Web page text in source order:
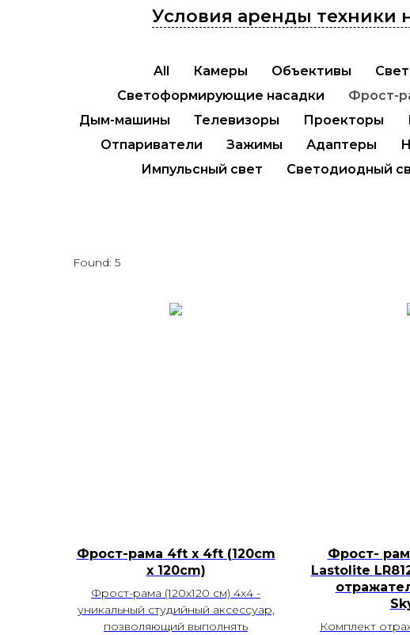
Условия аренды техники
All Камеры Объективы Свет
Светоформирующие насадки
Фрост-
Дым-машины
Телевизоры Проекторы
Отпариватели
Зажимы Адаптеры
Импульсный свет
Светодиодный
Found: 5
Фрост-рама 4ft x 4ft (120cm
х 120cm)
Фрост-рама (120х120 см) 4х4 -
уникальный студийный аксессуар,
позволяющий выполнять
Фрост-
Lastolite
Комплект